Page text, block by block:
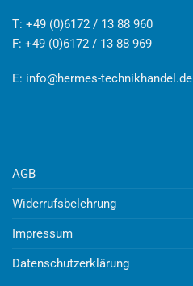
T: +49 (0)6172 / 13 88 960
F: +49 (0)6172 / 13 88 969
E: info@hermes-technikhandel.de
AGB
Widerrufsbelehrung
Impressum
Datenschutzerklärung